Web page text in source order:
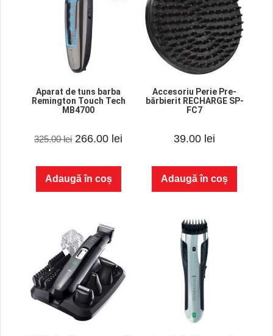
Aparat de tuns barba
Remington Touch Tech
MB4700
o
5
325.00lei Prețul
a
fost:
266.00 lei
266.00 lei.
Adaugă în coș
Accesoriu Perie Pre-
bărbierit RECHARGE SP-
FC7
0
o
5
39.00 lei
Adaugă în coș